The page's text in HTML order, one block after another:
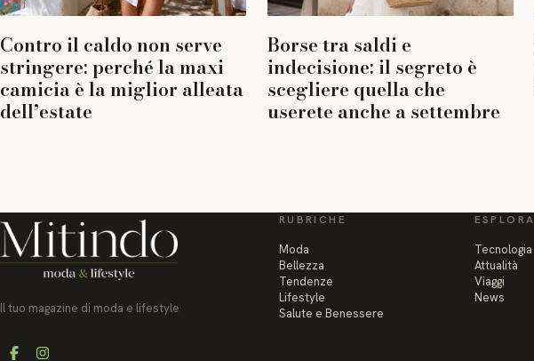
Contro il caldo non serve
stringere: perché la maxi
camicia è la miglior alleata
dell’estate
Borse tra saldi e
indecisione: il segreto è
scegliere quella che
userete anche a settembre
Il tuo magazine di moda e lifestyle
RUBRICHE
Moda
Bellezza
Tendenze
Lifestyle
Salute e Benessere
ESPLORA
Tecnologia
Attualità
Viaggi
News